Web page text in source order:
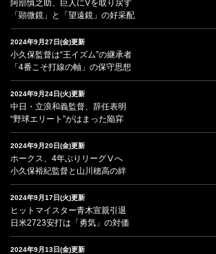
阿部慎之助、巨人にVを取り戻す
「顕微鏡」と「望遠鏡」の好采配
2024年9月27日(金)更新
小久保監督は“王イズム”の継承者
「4番こそ打線の軸」の保守思想
2024年9月24日(火)更新
中日・立浪和義監督、辞任表明
“野球エリート”がはまった陥穽
2024年9月20日(金)更新
ホークス、4年ぶりリーグⅤへ
小久保裕紀監督と山川穂高の絆
2024年9月17日(火)更新
ヒットマイスター青木宣親引退
日米2723安打は「勇気」の対価
2024年9月13日(金)更新